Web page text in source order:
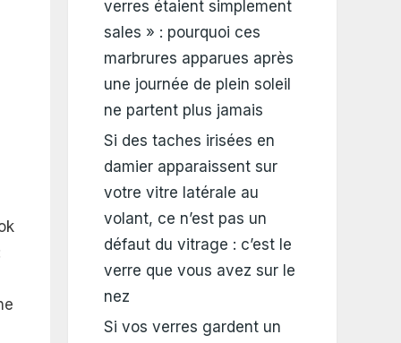
verres étaient simplement
sales » : pourquoi ces
marbrures apparues après
une journée de plein soleil
ne partent plus jamais
Si des taches irisées en
damier apparaissent sur
votre vitre latérale au
volant, ce n’est pas un
défaut du vitrage : c’est le
verre que vous avez sur le
nez
Si vos verres gardent un